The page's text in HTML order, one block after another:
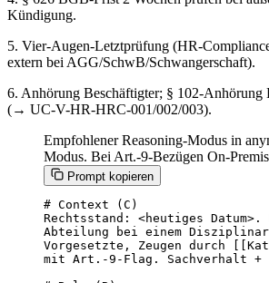
Kündigung.
5. Vier-Augen-Letztprüfung (HR-
extern bei AGG/SchwB/Schwangerschaft).
6. Anhörung Beschäftigter; § 102-
(→ UC-V-HR-HRC-001/002/003).
Empfohlener Reasoning-Modus in
Modus. Bei Art.-9-Bezügen On-
Prompt kopieren
# Context (C)
Rechtsstand: <heutiges
Abteilung bei einem
Vorgesetzte, Zeugen durch
mit Art.-9-Flag. Sachverhalt